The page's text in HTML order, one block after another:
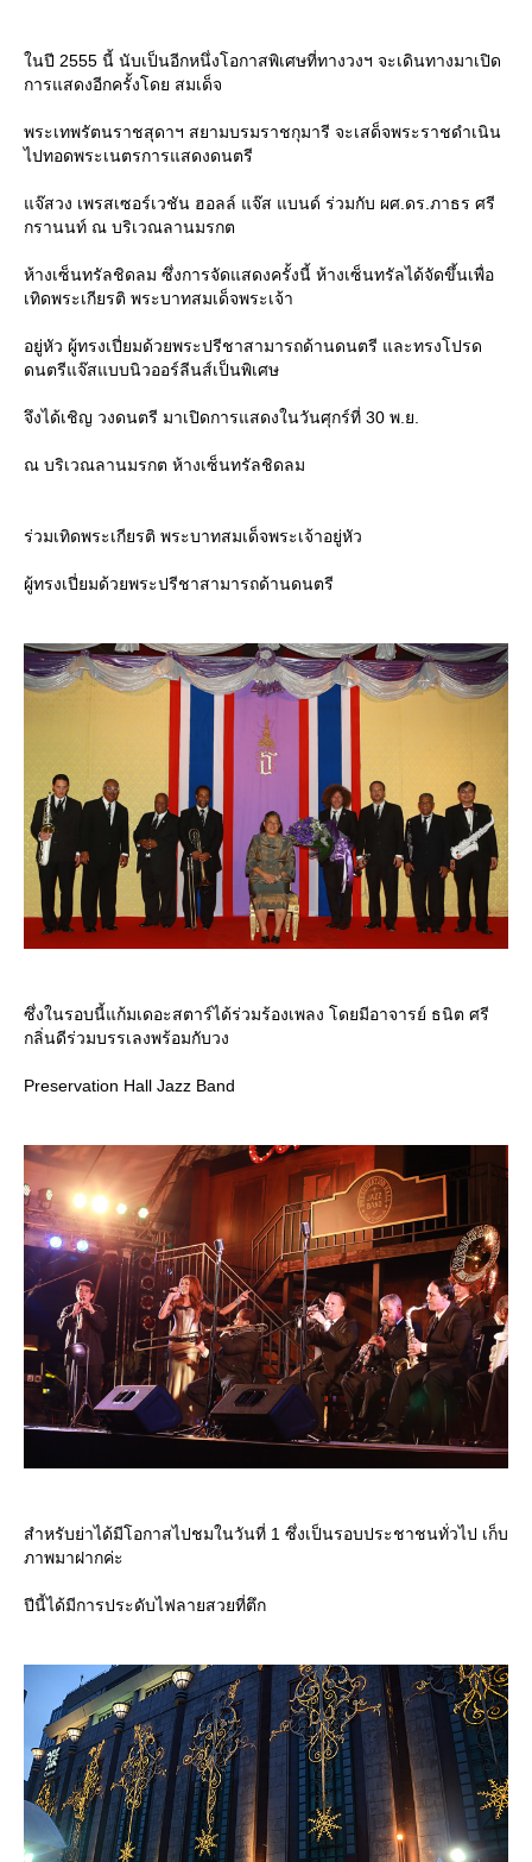
นปี 2555 นี้ นับเป็นอีกหนึ่งโอกาสพิเศษที่ทางวงฯ จะเดินทางมาเปิด
การแสดงอีกครั้งโดย สมเด็จ
พระเทพรัตนราชสุดาฯ สยามบรมราชกุมารี จะเสด็จพระราชดำเนิน
ไปทอดพระเนตรการแสดงดนตรี
จ๊สวง เพรสเซอร์เวชัน ฮอลล์ แจ๊ส แบนด์ ร่วมกับ ผศ.ดร.ภาธร ศรี
กรานนท์ ณ บริเวณลานมรกต
ห้างเซ็นทรัลชิดลม ซึ่งการจัดแสดงครั้งนี้ ห้างเซ็นทรัลได้จัดขึ้นเพื่อ
เทิดพระเกียรติ พระบาทสมเด็จพระเจ้า
อยู่หัว ผู้ทรงเปี่ยมด้วยพระปรีชาสามารถด้านดนตรี และทรงโปรด
ดนตรีแจ๊สแบบนิวออร์ลีนส์เป็นพิเศษ
จึงได้เชิญ วงดนตรี มาเปิดการแสดงในวันศุกร์ที่ 30 พ.ย.
ณ บริเวณลานมรกต ห้างเซ็นทรัลชิดลม
ร่วมเทิดพระเกียรติ พระบาทสมเด็จพระเจ้าอยู่หัว
ผู้ทรงเปี่ยมด้วยพระปรีชาสามารถด้านดนตรี
ซึ่งในรอบนี้แก้มเดอะสตาร์ได้ร่วมร้องเพลง โดยมีอาจารย์ ธนิต ศรี
กลิ่นดีร่วมบรรเลงพร้อมกับวง
Preservation Hall Jazz Band
สำหรับย่าได้มีโอกาสไปชมในวันที่ 1 ซึ่งเป็นรอบประชาชนทั่วไป เก็บ
ภาพมาฝากค่ะ
ปีนี้ได้มีการประดับไฟลายสวยที่ตึก